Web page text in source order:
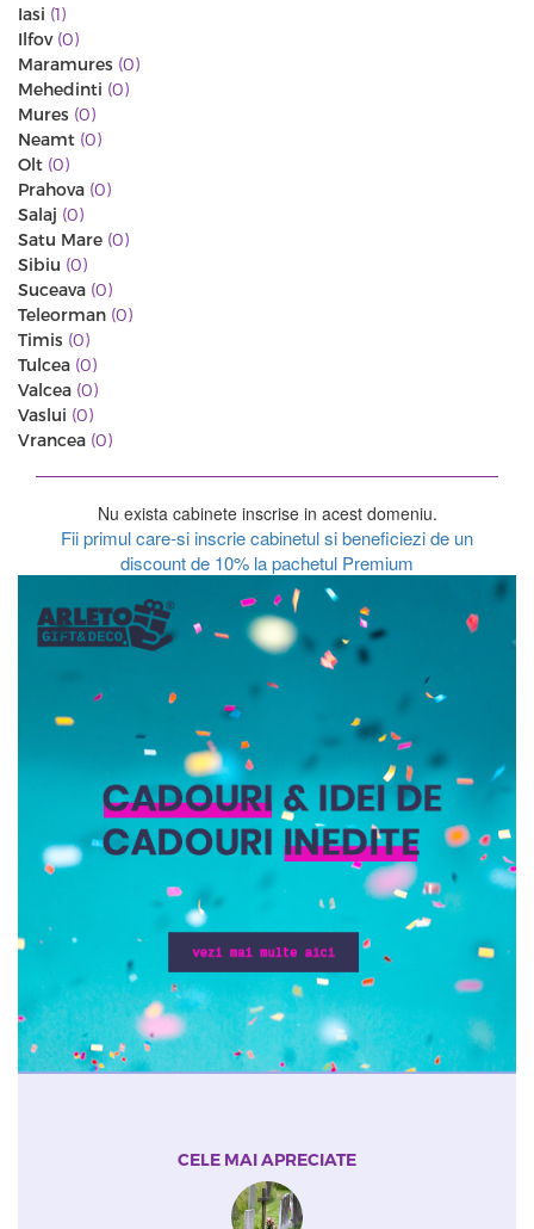
Iasi (1)
Ilfov (0)
Maramures (0)
Mehedinti (0)
Mures (0)
Neamt (0)
Olt (0)
Prahova (0)
Salaj (0)
Satu Mare (0)
Sibiu (0)
Suceava (0)
Teleorman (0)
Timis (0)
Tulcea (0)
Valcea (0)
Vaslui (0)
Vrancea (0)
Nu exista cabinete inscrise in acest domeniu.
Fii primul care-si inscrie cabinetul si beneficiezi de un
discount de 10% la pachetul Premium
CELE MAI APRECIATE